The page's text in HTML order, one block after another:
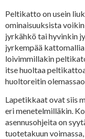
Peltikatto on usein
ominaisuuksista
jyrkähkö tai hyvinkin
jyrkempää
loivimmillakin
itse huoltaa
huoltoreitin
Lapetikkaat ovat siis
eri menetelmilläkin.
asennusohjeita on
tuotetakuun